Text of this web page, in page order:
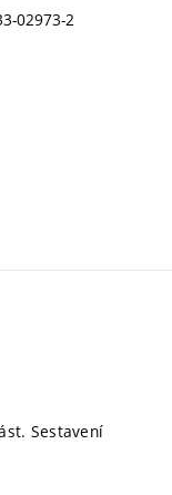
02973-2
Sestavení